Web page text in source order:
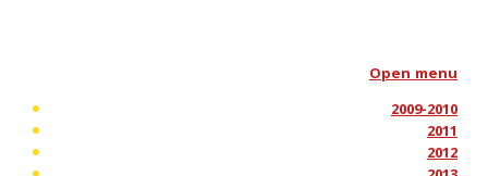
Open menu
2009-2010
2011
2012